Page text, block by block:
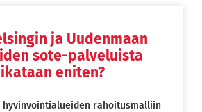
ja Uudenmaan
sote-palveluista
eniten?
rahoitusmalliin